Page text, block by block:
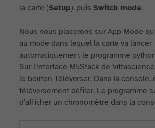
la carte (Setup), puisSwitch mode.
Nous nous placerons sur App Mode
au mode dans lequel la carte va lancer
automatiquement le programme
Sur l'interface M5Stack de
le bouton Téléverser. Dans la console,
téléversement défiler. Le programme
d'afficher un chronomètre dans la